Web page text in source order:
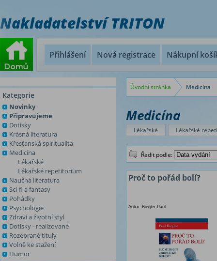
Nakladatelství TRITON
Přihlášení Nová registrace Nákupní
Kategorie
Novinky
Připravujeme
Dotisky
Krásná literatura
Křesťanská spiritualita
Medicína
Lékařské
Lékařské repetitorium
Naučná literatura
Sci-fi a fantasy
Pohádky
Psychologie
Zdraví a životní styl
Dotisky - realizované
Rozebrané tituly
Volně ke stažení
Humor
Úvodní stránka Medicína
Medicína
Lékařské Lékařské
Řadit podle:
Proč to pořád bolí?
Autor: Biegler Paul